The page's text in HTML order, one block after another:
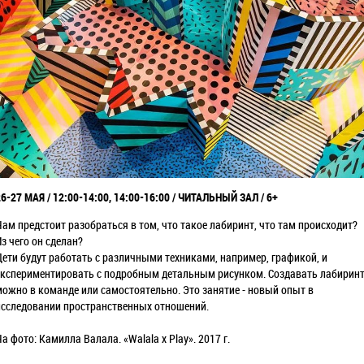
27 МАЯ / 12:00-14:00, 14:00-16:00 / ЧИТАЛЬНЫЙ ЗАЛ / 6+
предстоит разобраться в том, что такое лабиринт, что там происходит?
чего он сделан?
будут работать с различными техниками, например, графикой, и
с подробным детальным рисунком. Создавать лабиринт
в команде или самостоятельно. Это занятие - новый опыт в
пространственных отношений.
фото: Камилла Валала. «Walala x Play». 2017 г.